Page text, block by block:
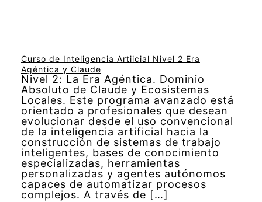
Curso de Inteligencia Artiicial Nivel 2 Era
Agéntica y Claude
Nivel 2: La Era Agéntica. Dominio
Absoluto de Claude y Ecosistemas
Locales. Este programa avanzado está
orientado a profesionales que desean
evolucionar desde el uso convencional
de la inteligencia artificial hacia la
construcción de sistemas de trabajo
inteligentes, bases de conocimiento
especializadas, herramientas
personalizadas y agentes autónomos
capaces de automatizar procesos
complejos. A través de […]